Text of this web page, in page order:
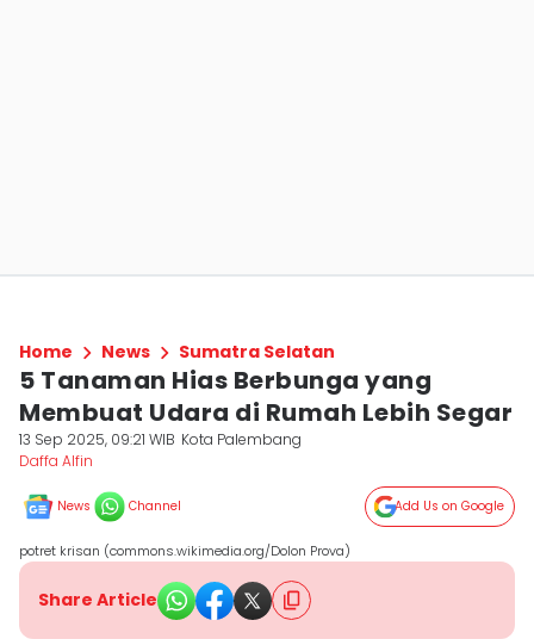
Home News Sumatra Selatan
5 Tanaman Hias Berbunga yang
Membuat Udara di Rumah Lebih Segar
13 Sep 2025, 09:21 WIB Kota Palembang
Daffa Alfin
News Channel Add Us on Google
potret krisan (commons.wikimedia.org/Dolon Prova)
Share Article